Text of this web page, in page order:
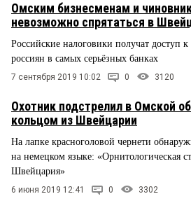
Омским бизнесменам и
невозможно спрятаться в
Российские налоговики получат доступ
россиян в самых серьёзных банках
7 сентября 2019 10:02 0 3120
Охотник подстрелил в Омской
кольцом из Швейцарии
На лапке красноголовой чернети
на немецком языке: «Орнитологическая
Швейцария»
6 июня 2019 12:41 0 3302